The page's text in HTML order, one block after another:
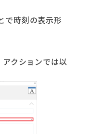
で時刻の表示形
アクションでは以